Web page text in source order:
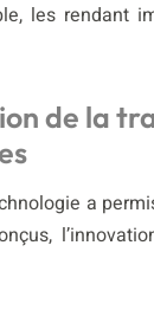
les rendant
de la
a